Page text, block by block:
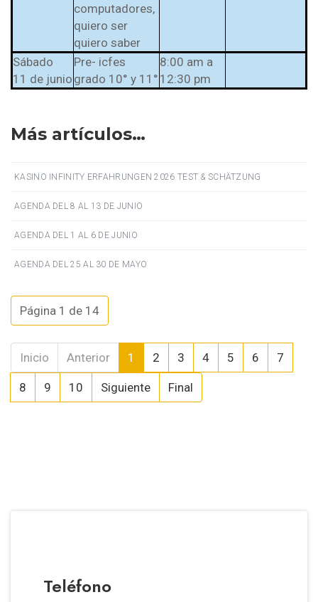
computadores,
quiero ser
quiero saber
Sábado
11 de junio
Pre- icfes
grado 10° y 11°
8:00 am a
12:30 pm
Más artículos…
KASINO INFINITY ERFAHRUNGEN 2026 TEST & SCHÄTZUNG
AGENDA DEL 8 AL 13 DE JUNIO
AGENDA DEL 1 AL 6 DE JUNIO
AGENDA DEL 25 AL 30 DE MAYO
Página 1 de 14
Inicio Anterior 1 2 3 4 5 6 7
8 9 10 Siguiente Final
Teléfono